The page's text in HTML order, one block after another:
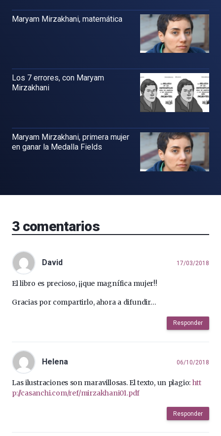
Maryam Mirzakhani, matemática
Los 7 errores, con Maryam
Mirzakhani
Maryam Mirzakhani, primera mujer
en ganar la Medalla Fields
3comentarios
David 17/03/2018
El libro es precioso, ¡¡que magnífica mujer!!
Gracias por compartirlo, ahora a difundir…
Responder
Helena 06/10/2018
Las ilustraciones son maravillosas. El texto, un plagio: htt
p://casanchi.com/ref/mirzakhani01.pdf
Responder